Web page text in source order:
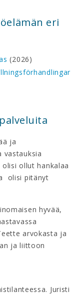
eri
(2026)
ja
vastauksia
ollut hankalaa
olisi pitänyt
hyvää,
arvokasta ja
ja liittoon
Juristi